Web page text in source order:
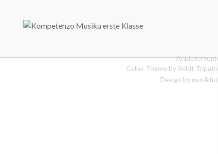
Coller Theme by Rohit
Design by